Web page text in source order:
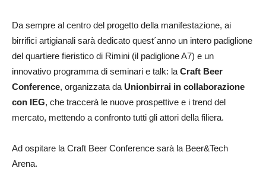
Da sempre al centro del progetto della manifestazione, ai
birrifici artigianali sarà dedicato quest´anno un intero padiglione
del quartiere fieristico di Rimini (il padiglione A7) e un
innovativo programma di seminari e talk: la Craft Beer
Conference, organizzata da Unionbirrai in collaborazione
con IEG, che traccerà le nuove prospettive e i trend del
mercato, mettendo a confronto tutti gli attori della filiera.
Ad ospitare la Craft Beer Conference sarà la Beer&Tech
Arena.